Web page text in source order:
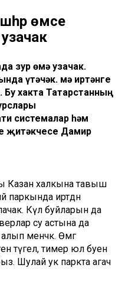
өмәсе
зур өмә узачак.
үтәчәк. Өмә иртәнге
Бу хакта Татарстанның
системалар һәм
җитәкчесе Дамир
Казан халкына тавыш
паркында иртәдән
Күл буйларын да
су астына да
менәчәк. Өмәгә
түгел, тимер юл буен
Шулай ук паркта агач